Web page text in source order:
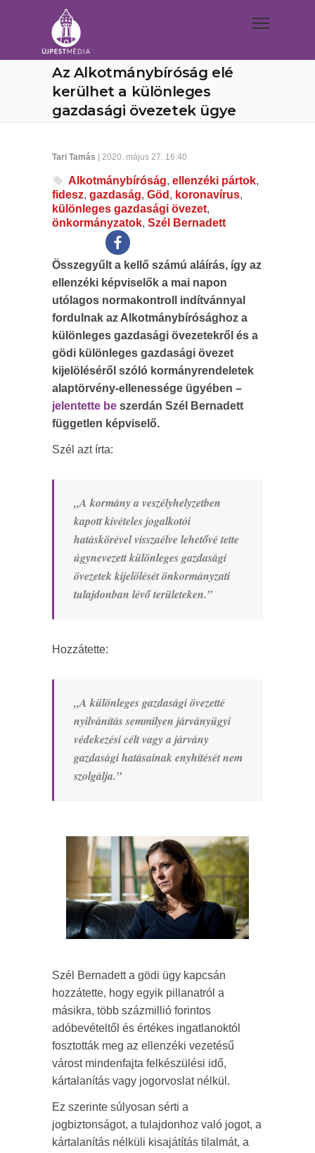
Az Alkotmánybíróság elé
kerülhet a különleges
gazdasági övezetek ügye
Tari Tamás | 2020. május 27. 16:40
Alkotmánybíróság, ellenzéki pártok,
fidesz, gazdaság, Göd , koronavírus,
különleges gazdasági övezet,
önkormányzatok, Szél Bernadett
Összegyűlt a kellő számú aláírás, így az
ellenzéki képviselők a mai napon
utólagos normakontroll indítvánnyal
fordulnak az Alkotmánybírósághoz a
különleges gazdasági övezetekről és a
gödi különleges gazdasági övezet
kijelöléséről szóló kormányrendeletek
alaptörvény-ellenessége ügyében –
jelentette be szerdán Szél Bernadett
független képviselő.
Szél azt írta:
„A kormány a veszélyhelyzetben
kapott kivételes jogalkotói
hatáskörével visszaélve lehetővé tette
úgynevezett különleges gazdasági
övezetek kijelölését önkormányzati
tulajdonban lévő területeken.”
Hozzátette:
„A különleges gazdasági övezetté
nyilvánítás semmilyen járványügyi
védekezési célt vagy a járvány
gazdasági hatásainak enyhítését nem
szolgálja.”
Szél Bernadett a gödi ügy kapcsán
hozzátette, hogy egyik pillanatról a
másikra, több százmillió forintos
adóbevételtől és értékes ingatlanoktól
fosztották meg az ellenzéki vezetésű
várost mindenfajta felkészülési idő,
kártalanítás vagy jogorvoslat nélkül.
Ez szerinte súlyosan sérti a
jogbiztonságot, a tulajdonhoz való jogot, a
kártalanítás nélküli kisajátítás tilalmát, a